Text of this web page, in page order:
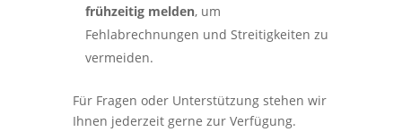
frühzeitig melden, um
Fehlabrechnungen und Streitigkeiten zu
vermeiden.
Für Fragen oder Unterstützung stehen wir
Ihnen jederzeit gerne zur Verfügung.